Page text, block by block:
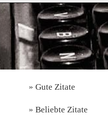
Gute Zitate
Beliebte Zitate